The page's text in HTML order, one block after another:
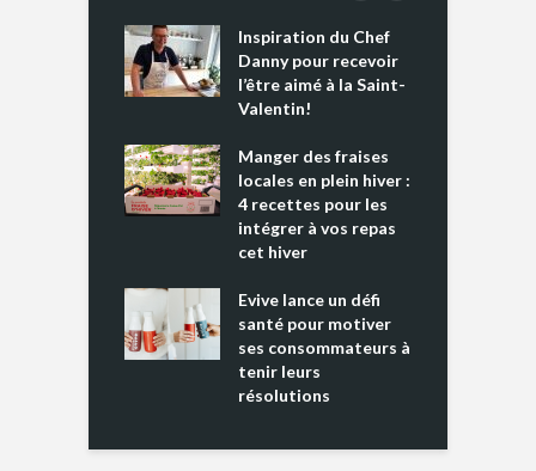
Inspiration du Chef
Danny pour recevoir
l’être aimé à la Saint-
Valentin!
Manger des fraises
locales en plein hiver :
4 recettes pour les
intégrer à vos repas
cet hiver
Evive lance un défi
santé pour motiver
ses consommateurs à
tenir leurs
résolutions